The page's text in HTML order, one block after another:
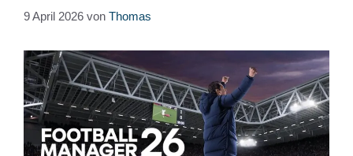
9 April 2026 von Thomas